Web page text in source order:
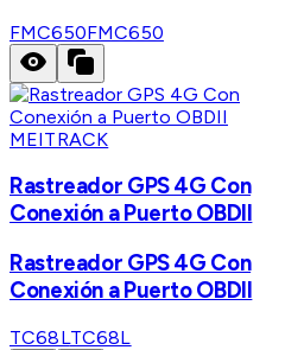
FMC650FMC650
MEITRACK
Rastreador GPS 4G Con
Conexión a Puerto OBDII
Rastreador GPS 4G Con
Conexión a Puerto OBDII
TC68LTC68L